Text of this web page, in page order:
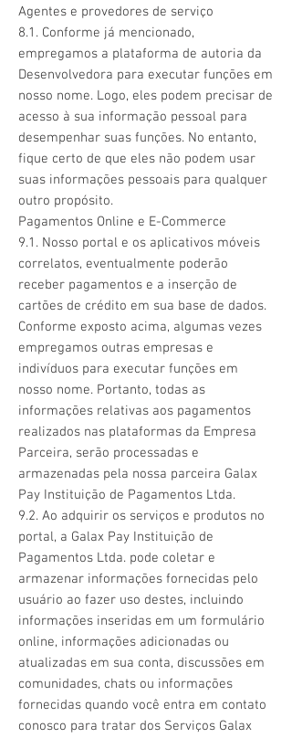
Agentes e provedores de serviço
8.1. Conforme já mencionado,
empregamos a plataforma de autoria da
Desenvolvedora para executar funções em
nosso nome. Logo, eles podem precisar de
acesso à sua informação pessoal para
desempenhar suas funções. No entanto,
fique certo de que eles não podem usar
suas informações pessoais para qualquer
outro propósito.
Pagamentos Online e E-Commerce
9.1. Nosso portal e os aplicativos móveis
correlatos, eventualmente poderão
receber pagamentos e a inserção de
cartões de crédito em sua base de dados.
Conforme exposto acima, algumas vezes
empregamos outras empresas e
indivíduos para executar funções em
nosso nome. Portanto, todas as
informações relativas aos pagamentos
realizados nas plataformas da Empresa
Parceira, serão processadas e
armazenadas pela nossa parceira Galax
Pay Instituição de Pagamentos Ltda.
9.2. Ao adquirir os serviços e produtos no
portal, a Galax Pay Instituição de
Pagamentos Ltda. pode coletar e
armazenar informações fornecidas pelo
usuário ao fazer uso destes, incluindo
informações inseridas em um formulário
online, informações adicionadas ou
atualizadas em sua conta, discussões em
comunidades, chats ou informações
fornecidas quando você entra em contato
conosco para tratar dos Serviços Galax